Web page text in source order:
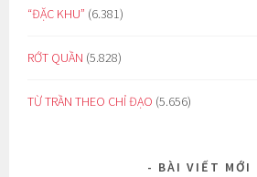
“ĐẶC KHU” (6.381)
RỚT QUẦN (5.828)
TỪ TRẦN THEO CHỈ ĐẠO (5.656)
BÀI VIẾT MỚI